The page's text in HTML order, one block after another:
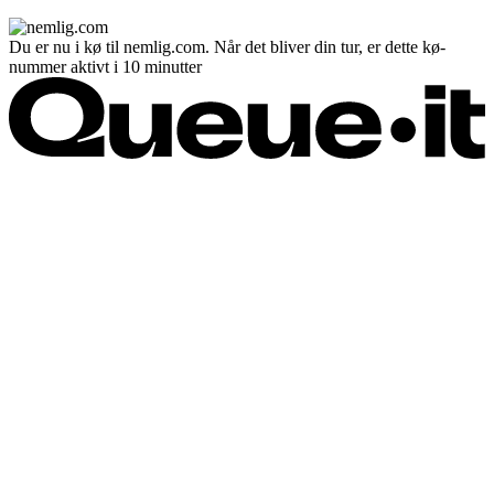
Du er nu i kø til nemlig.com. Når det bliver din tur, er dette kø-
nummer aktivt i 10 minutter